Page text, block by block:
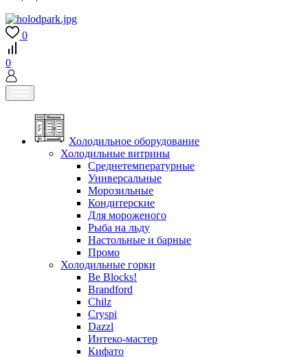
0
0
Холодильное оборудование
Холодильные витрины
Среднетемпературные
Универсальные
Морозильные
Кондитерские
Для мороженого
Рыба на льду
Настольные и барные
Промо
Холодильные горки
Be Blocks!
Brandford
Chilz
Cryspi
Dazzl
Интеко-мастер
Кифато